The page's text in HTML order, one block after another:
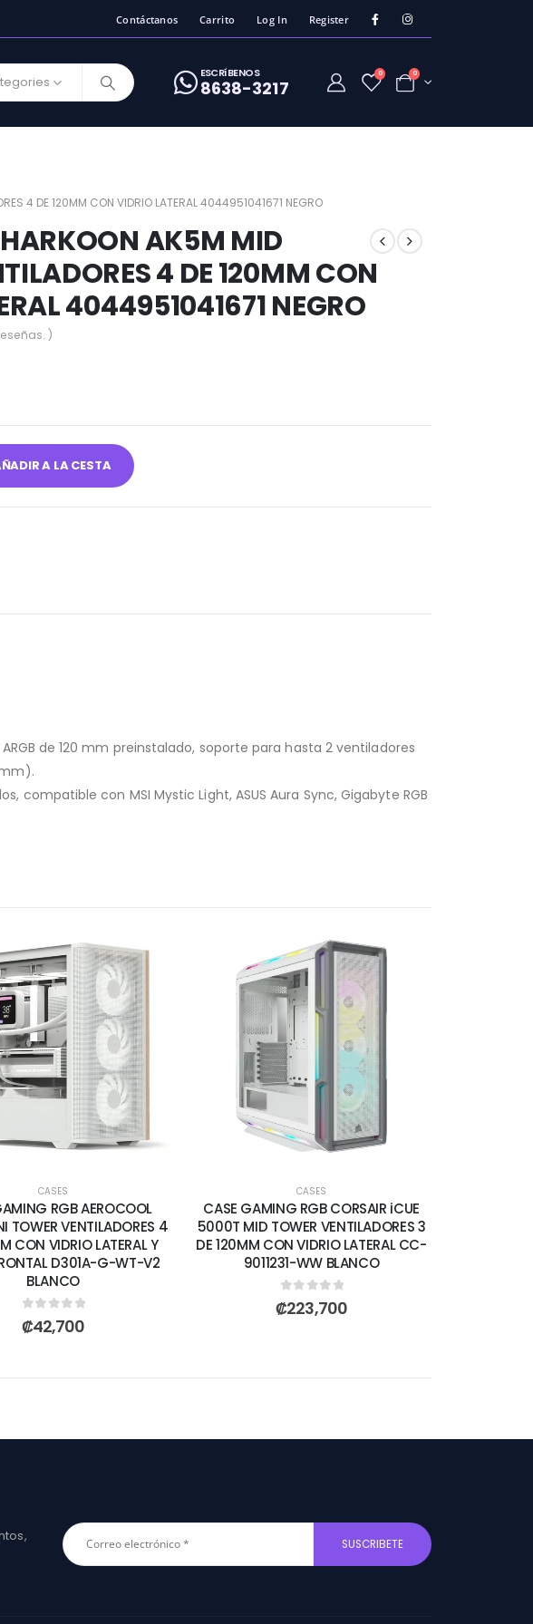
Contáctanos Carrito Log In Register
ESCRíBENOS
8638-3217
0 0
4 DE 120MM CON VIDRIO LATERAL 4044951041671 NEGRO
AK5M MID
4 DE 120MM CON
4044951041671 NEGRO
)
A LA CESTA
de 120 mm preinstalado, soporte para hasta 2 ventiladores
compatible con MSI Mystic Light, ASUS Aura Sync, Gigabyte RGB
CASES
RGB AEROCOOL
TOWER VENTILADORES 4
CON VIDRIO LATERAL Y
D301A-G-WT-V2
BLANCO
0out of 5
₡42,700
CASES
CASE GAMING RGB CORSAIR iCUE
5000T MID TOWER VENTILADORES 3
DE 120MM CON VIDRIO LATERAL CC-
9011231-WW BLANCO
0out of 5
₡223,700